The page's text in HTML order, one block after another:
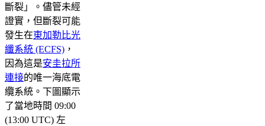
斷裂」。儘管未經
證實，但斷裂可能
發生在東加勒比光
纖系統 (ECFS) ，
因為這是安圭拉所
連接的唯一海底電
纜系統。下圖顯示
了當地時間 09:00
(13:00 UTC) 左